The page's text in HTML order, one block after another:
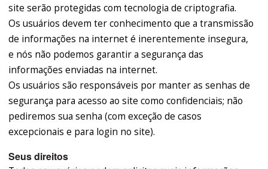
site serão protegidas com tecnologia de criptografia.
Os usuários devem ter conhecimento que a transmissão
de informações na internet é inerentemente insegura,
e nós não podemos garantir a segurança das
informações enviadas na internet.
Os usuários são responsáveis por manter as senhas de
segurança para acesso ao site como confidenciais; não
pediremos sua senha (com exceção de casos
excepcionais e para login no site).
Seus direitos